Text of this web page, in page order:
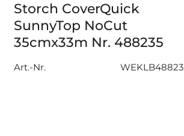
Storch CoverQuick
SunnyTop NoCut
35cmx33m Nr. 488235
Art.-Nr. WEKLB48823